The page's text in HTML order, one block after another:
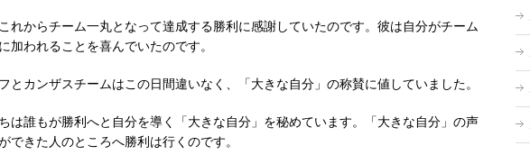
れからチーム一丸となって達成する勝利に感謝していたのです。彼は自分がチーム
加われることを喜んでいたのです。
とカンザスチームはこの日間違いなく、「大きな自分」の称賛に値していました。
は誰もが勝利へと自分を導く「大きな自分」を秘めています。「大きな自分」の声
できた人のところへ勝利は行くのです。